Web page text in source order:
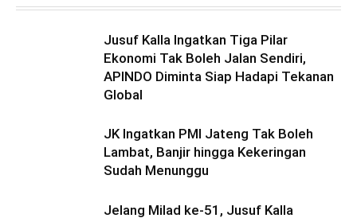
Jusuf Kalla Ingatkan Tiga Pilar
Ekonomi Tak Boleh Jalan Sendiri,
APINDO Diminta Siap Hadapi Tekanan
Global
JK Ingatkan PMI Jateng Tak Boleh
Lambat, Banjir hingga Kekeringan
Sudah Menunggu
Jelang Milad ke-51, Jusuf Kalla